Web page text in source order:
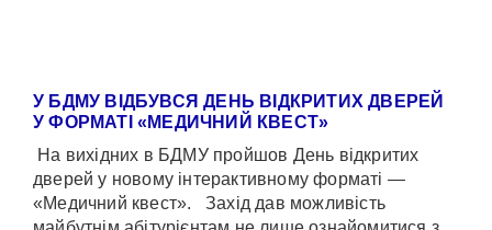
У БДМУ ВІДБУВСЯ ДЕНЬ ВІДКРИТИХ ДВЕРЕЙ
У ФОРМАТІ «МЕДИЧНИЙ КВЕСТ»
На вихідних в БДМУ пройшов День відкритих
дверей у новому інтерактивному форматі —
«Медичний квест». Захід дав можливість